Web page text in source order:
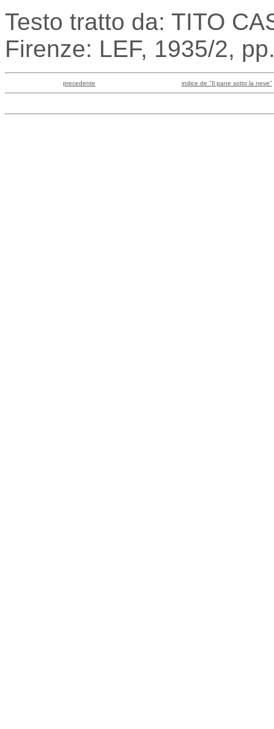
Testo tratto da: TITO
Firenze: LEF, 1935/2,
precedente indice de "Il pane sotto la neve"